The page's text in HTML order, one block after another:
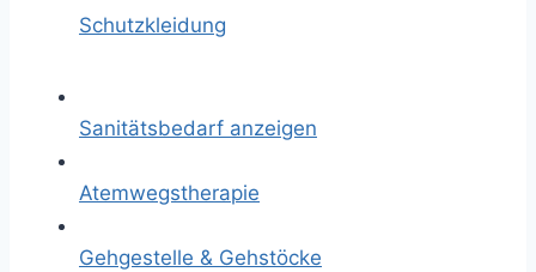
Schutzkleidung
Sanitätsbedarf anzeigen
Atemwegstherapie
Gehgestelle & Gehstöcke